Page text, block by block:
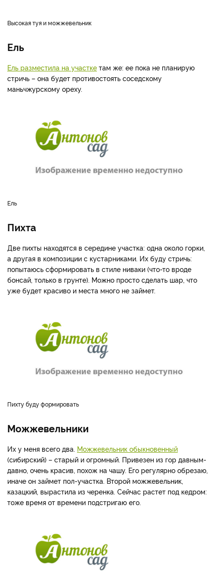
Высокая туя и можжевельник
Ель
Ель разместила на участке там же: ее пока не планирую
стричь – она будет противостоять соседскому
маньчжурскому ореху.
Ель
Пихта
Две пихты находятся в середине участка: одна около горки,
а другая в композиции с кустарниками. Их буду стричь:
попытаюсь сформировать в стиле ниваки (что-то вроде
бонсай, только в грунте). Можно просто сделать шар, что
уже будет красиво и места много не займет.
Пихту буду формировать
Можжевельники
Их у меня всего два. Можжевельник обыкновенный
(сибирский) – старый и огромный. Привезен из гор давным-
давно, очень красив, похож на чашу. Его регулярно обрезаю,
иначе он займет пол-участка. Второй можжевельник,
казацкий, вырастила из черенка. Сейчас растет под кедром:
тоже время от времени подстригаю его.